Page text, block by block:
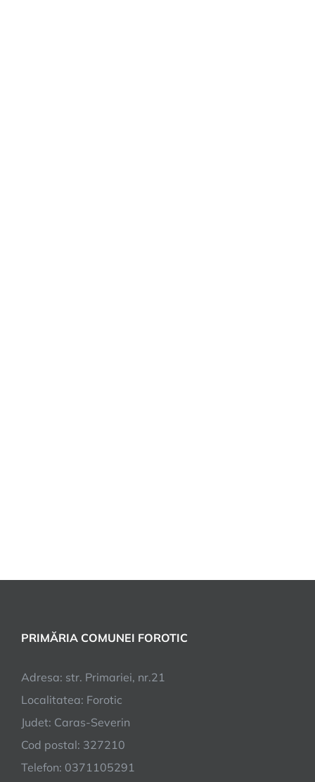
PRIMĂRIA COMUNEI FOROTIC
Adresa: str. Primariei, nr.21
Localitatea: Forotic
Judet: Caras-Severin
Cod postal: 327210
Telefon: 0371105291